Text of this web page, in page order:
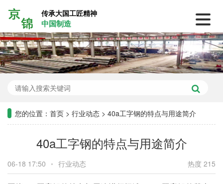
传承大国工匠精神
中国制造
您的位置： 首页 > 行业动态 > 40a工字钢的特点与用途简介
40a工字钢的特点与用途简介
06-18 17:50 • 行业动态 热度 215